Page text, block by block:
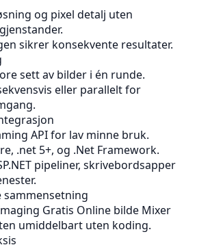
og pixel detalj uten
sikrer konsekvente resultater.
sett av bilder i én runde.
eller parallelt for
API for lav minne bruk.
.net 5+, og .Net Framework.
pipeliner, skrivebordsapper
sammensetning
Gratis Online bilde Mixer
umiddelbart uten koding.